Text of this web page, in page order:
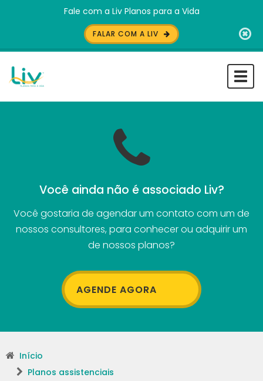
Fale com a Liv Planos para a Vida
FALAR COM A LIV
Você ainda não é associado Liv?
Você gostaria de agendar um contato com um de
nossos consultores, para conhecer ou adquirir um
de nossos planos?
AGENDE AGORA
Início
Planos assistenciais